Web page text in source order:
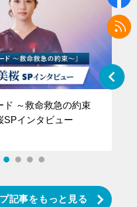
ド ～救命救急の約束
SPインタビュー
記事をもっと見る